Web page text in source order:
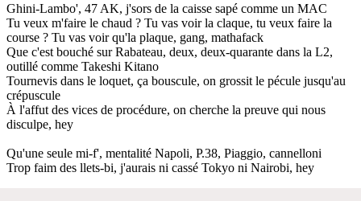
Ghini-Lambo', 47 AK, j'sors de la caisse sapé comme un MAC
Tu veux m'faire le chaud ? Tu vas voir la claque, tu veux faire la
course ? Tu vas voir qu'la plaque, gang, mathafack
Que c'est bouché sur Rabateau, deux, deux-quarante dans la L2,
outillé comme Takeshi Kitano
Tournevis dans le loquet, ça bouscule, on grossit le pécule jusqu'au
crépuscule
À l'affut des vices de procédure, on cherche la preuve qui nous
disculpe, hey
Qu'une seule mi-f', mentalité Napoli, P.38, Piaggio, cannelloni
Trop faim des llets-bi, j'aurais ni cassé Tokyo ni Nairobi, hey